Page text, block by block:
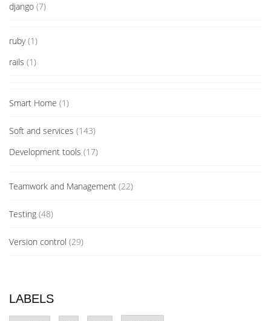
django (7)
ruby(1)
rails (1)
Smart Home (1)
Soft and services (143)
Development tools (17)
Teamwork and Management (22)
Testing (48)
Version control (29)
LABELS